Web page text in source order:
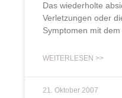
Das wiederholte
Verletzungen oder
Symptomen mit
WEITERLESEN >>
21. Oktober 2007